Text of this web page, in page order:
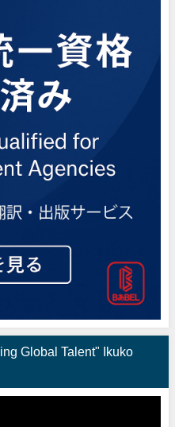
Global Talent" Ikuko